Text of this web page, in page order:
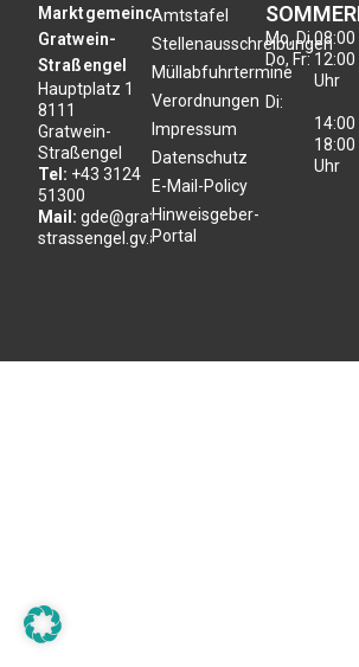
Marktgemeinde
Gratwein-
Straßengel
Hauptplatz 1
8111
Gratwein-
Straßengel
Tel: +43 3124
51300
Mail: gde@gratwein-
strassengel.gv.at
Amtstafel
Stellenausschreibungen
Müllabfuhrtermine
Verordnungen
Impressum
Datenschutz
E-Mail-Policy
Hinweisgeber-
Portal
Mo, Di,
Do, Fr:
Di:
08:00
12:00
Uhr
14:00
18:00
Uhr